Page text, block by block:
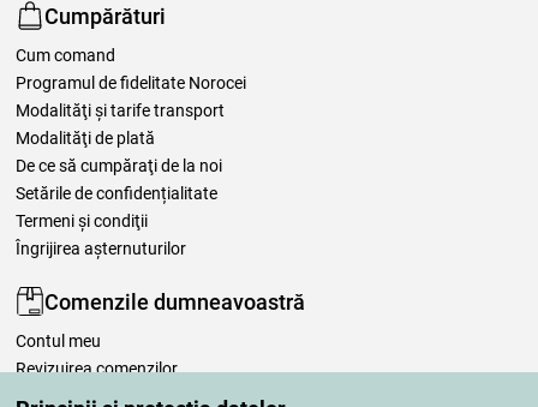
Cumpărături
Cum comand
Programul de fidelitate Norocei
Modalităţi şi tarife transport
Modalităţi de plată
De ce să cumpăraţi de la noi
Setările de confidențialitate
Termeni şi condiţii
Îngrijirea așternuturilor
Comenzile dumneavoastră
Contul meu
Revizuirea comenzilor
Reclamaţii